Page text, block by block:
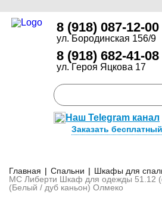
8 (918) 087-12-00
ул. Бородинская 156/9
8 (918) 682-41-08
ул. Героя Яцкова 17
Наш Telegram канал
Заказать
Главная | Спальни | Шкафы для
МС Либерти Шкаф для одежды 51.12
(Белый / дуб каньон) Олмеко